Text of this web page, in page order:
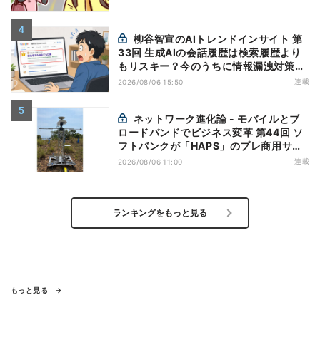
33回 生成AIの会話履歴は検索履歴より
もリスキー？今のうちに情報漏洩対策を
万全にしておこう
2026/08/06 15:50 連載
ロードバンドでビジネス変革 第44回 ソ
フトバンクが「HAPS」のプレ商用サー
ビス開始を表明、本格的な商用展開のめ
2026/08/06 11:00 連載
ランキングをもっと見る
もっと見る